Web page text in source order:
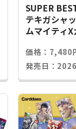
SUPER
テキガシャ
ムマイティ
価格：7,480
発売日：